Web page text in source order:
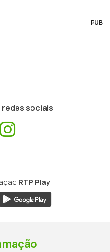
PUB
sociais
Facebook
RTP Play